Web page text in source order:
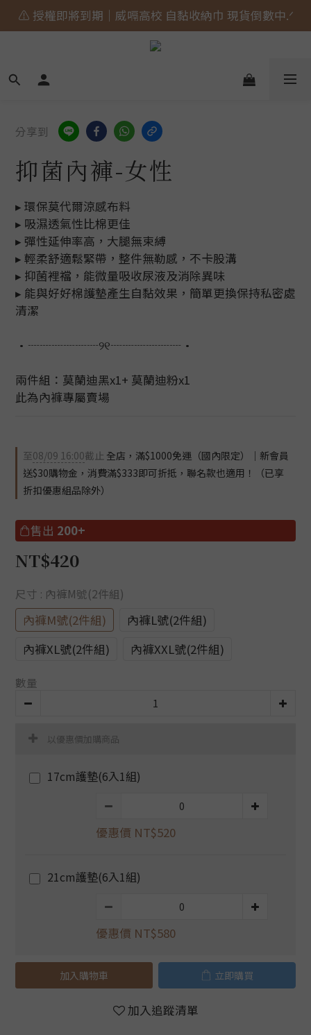
🎀 蝴蝶結貓貓的大人系日常 新上市⋆˚𝜗𝜚˚⋆
🎀 蝴蝶結貓貓的大人系日常 新上市⋆˚𝜗𝜚˚⋆
📣  𝘄𝗲𝗹𝗰𝗼𝗺𝗲 加入會員享 $𝟑𝟎元 購物金.ᐟ
⚠️ 授權即將到期｜威嗝高校 自黏收納巾 現貨倒數中.ᐟ
分享到
抑菌內褲-女性
▸ 環保莫代爾涼感布料
▸ 吸濕透氣性比棉更佳
▸ 彈性延伸率高，大腿無束縛
▸ 輕柔舒適鬆緊帶，整件無勒感，不卡股溝
▸ 抑菌裡襠，能微量吸收尿液及消除異味
▸ 能與好好棉護墊產生自黏效果，簡單更換保持私密處
清潔
•┈┈┈┈┈┈୨୧┈┈┈┈┈┈•
兩件組：莫蘭迪黑x1+ 莫蘭迪粉x1
此為內褲專屬賣場
至08/09 16:00截止 全店，滿$1000免運（國內限定）｜新會員
送$30購物金，消費滿$333即可折抵，聯名款也適用！（已享
折扣優惠組品除外）
售出 200+
NT$420
尺寸 : 內褲M號(2件組)
內褲M號(2件組)
內褲L號(2件組)
內褲XL號(2件組)
內褲XXL號(2件組)
數量
以優惠價加購商品
17cm護墊(6入1組)
優惠價 NT$520
21cm護墊(6入1組)
優惠價 NT$580
加入購物車 立即購買
加入追蹤清單